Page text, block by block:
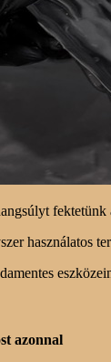
használatos
azonnal